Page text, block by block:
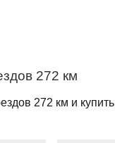
272 км
272 км и